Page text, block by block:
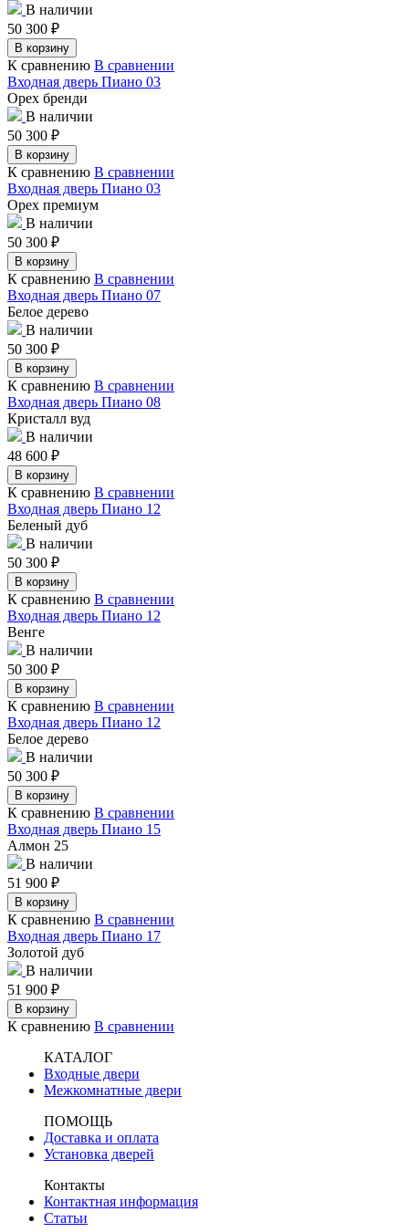
В наличии
50 300 ₽
В корзину
К сравнению В сравнении
Входная дверь Пиано 03
Орех бренди
В наличии
50 300 ₽
В корзину
К сравнению В сравнении
Входная дверь Пиано 03
Орех премиум
В наличии
50 300 ₽
В корзину
К сравнению В сравнении
Входная дверь Пиано 07
Белое дерево
В наличии
50 300 ₽
В корзину
К сравнению В сравнении
Входная дверь Пиано 08
Кристалл вуд
В наличии
48 600 ₽
В корзину
К сравнению В сравнении
Входная дверь Пиано 12
Беленый дуб
В наличии
50 300 ₽
В корзину
К сравнению В сравнении
Входная дверь Пиано 12
Венге
В наличии
50 300 ₽
В корзину
К сравнению В сравнении
Входная дверь Пиано 12
Белое дерево
В наличии
50 300 ₽
В корзину
К сравнению В сравнении
Входная дверь Пиано 15
Алмон 25
В наличии
51 900 ₽
В корзину
К сравнению В сравнении
Входная дверь Пиано 17
Золотой дуб
В наличии
51 900 ₽
В корзину
К сравнению В сравнении
КАТАЛОГ
Входные двери
Межкомнатные двери
ПОМОЩЬ
Доставка и оплата
Установка дверей
Контакты
Контактная информация
Статьи